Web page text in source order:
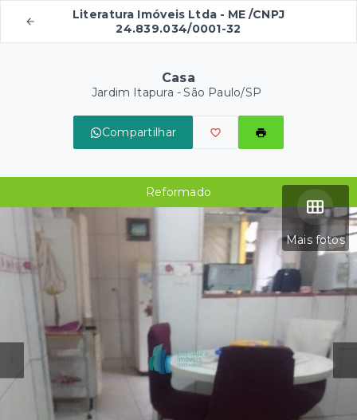
Literatura Imóveis Ltda - ME /CNPJ
24.839.034/0001-32
Casa
Jardim Itapura - São Paulo/SP
Compartilhar
Mais fotos
Reformado